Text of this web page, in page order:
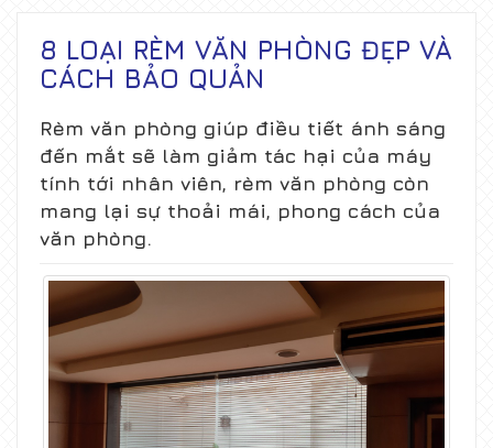
8 LOẠI RÈM VĂN PHÒNG ĐẸP VÀ
CÁCH BẢO QUẢN
Rèm văn phòng giúp điều tiết ánh sáng
đến mắt sẽ làm giảm tác hại của máy
tính tới nhân viên, rèm văn phòng còn
mang lại sự thoải mái, phong cách của
văn phòng.